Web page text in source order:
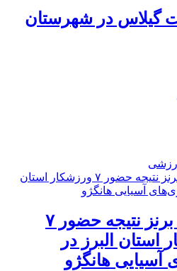
گیلاس در شهرستان
۲ مدال برنز نتیجه حضور ۷
استان البرز در
آسیایی هانگژو